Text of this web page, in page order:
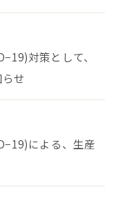
対策として、
せ
による、生産